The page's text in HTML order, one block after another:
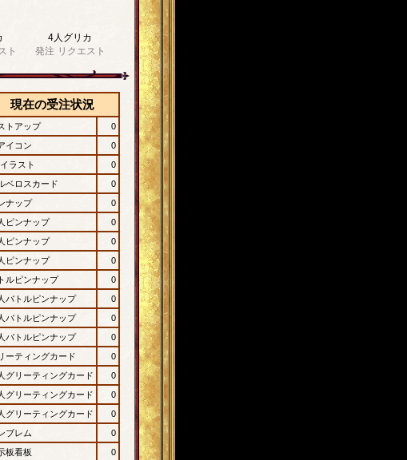
ト
4人グリカ
発注 リクエスト
現在の受注状況
トアップ
0
イコン
0
ラスト
0
ベロスカード
0
ナップ
0
ピンナップ
0
ピンナップ
0
ピンナップ
0
ルピンナップ
0
バトルピンナップ
0
バトルピンナップ
0
バトルピンナップ
0
ーティングカード
0
グリーティングカード
0
グリーティングカード
0
グリーティングカード
0
ブレム
0
板看板
0